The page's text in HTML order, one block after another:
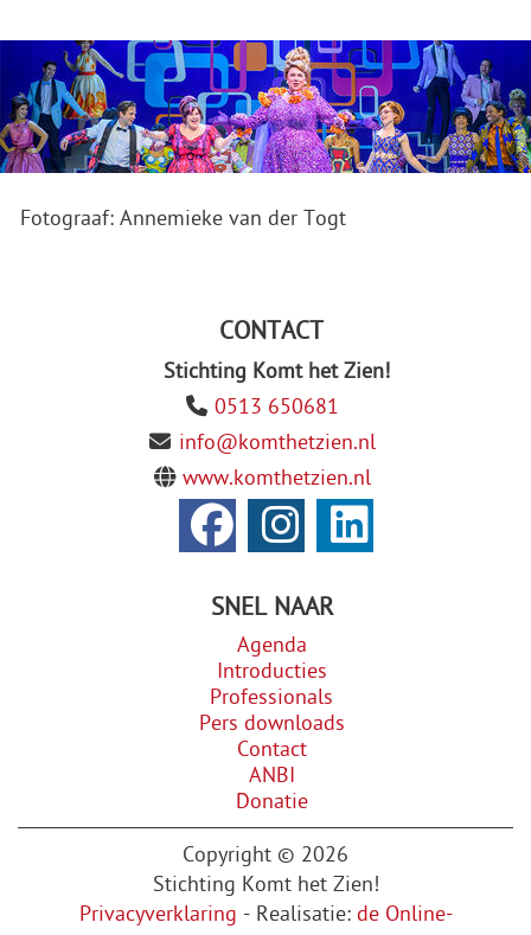
Fotograaf: Annemieke van der Togt
CONTACT
Stichting Komt het Zien!
0513 650681
info@komthetzien.nl
www.komthetzien.nl
SNEL NAAR
Agenda
Introducties
Professionals
Pers downloads
Contact
ANBI
Donatie
Copyright © 2026
Stichting Komt het Zien!
Privacyverklaring - Realisatie: de Online-